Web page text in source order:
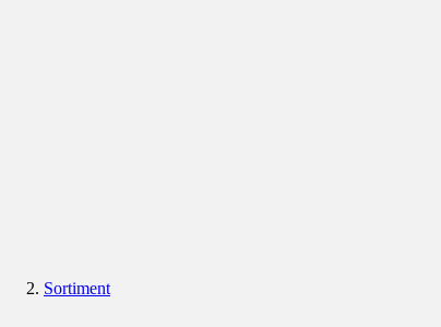
Sortiment